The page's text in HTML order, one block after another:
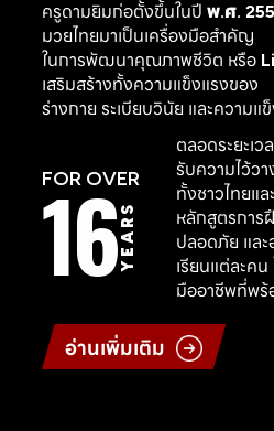
ครูดามยิมก่อตั้งขึ้นในปี พ.ศ.
มวยไทยมาเป็นเครื่องมือสำคัญ
ในการพัฒนาคุณภาพชีวิต หรือ
เสริมสร้างทั้งความแข็งแรงของ
ร่างกาย ระเบียบวินัย และความแ
FOR OVER
16YEARS
ตลอดระยะเว
รับความไว้วา
ทั้งชาวไทยแ
หลักสูตรการ
ปลอดภัย และ
เรียนแต่ละค
มืออาชีพที่พร้
อ่านเพิ่มเติม